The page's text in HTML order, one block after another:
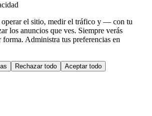
operar el sitio, medir el tráfico y — con tu
los anuncios que ves. Siempre verás
forma. Administra tus preferencias en
Rechazar todo Aceptar todo